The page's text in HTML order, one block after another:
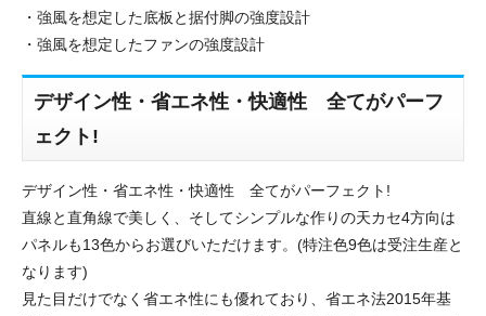
・強風を想定した底板と据付脚の強度設計
・強風を想定したファンの強度設計
デザイン性・省エネ性・快適性 全てがパーフ
ェクト!
デザイン性・省エネ性・快適性 全てがパーフェクト!
直線と直角線で美しく、そしてシンプルな作りの天カセ4方向は
パネルも13色からお選びいただけます。(特注色9色は受注生産と
なります)
見た目だけでなく省エネ性にも優れており、省エネ法2015年基